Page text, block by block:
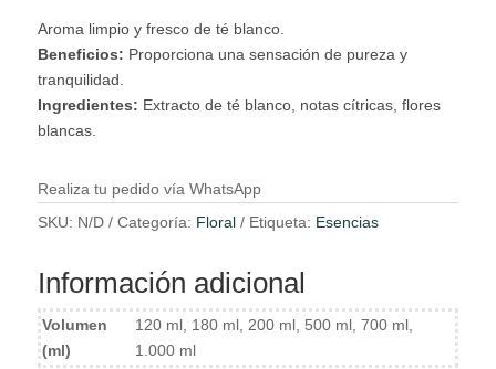
Aroma limpio y fresco de té blanco.
Beneficios: Proporciona una sensación de pureza y
tranquilidad.
Ingredientes: Extracto de té blanco, notas cítricas, flores
blancas.
Realiza tu pedido vía WhatsApp
SKU: N/D Categoría: Floral Etiqueta: Esencias
Información adicional
Volumen
(ml)
120 ml, 180 ml, 200 ml, 500 ml, 700 ml,
1.000 ml